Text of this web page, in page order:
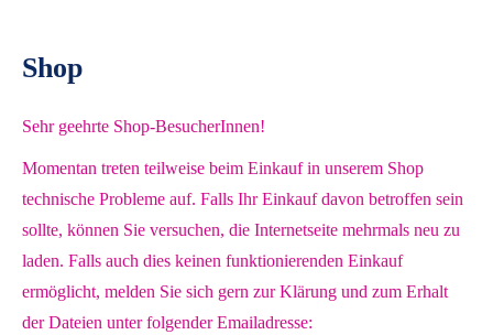
Shop
Sehr geehrte Shop-BesucherInnen!
Momentan treten teilweise beim Einkauf in unserem Shop
technische Probleme auf. Falls Ihr Einkauf davon betroffen sein
sollte, können Sie versuchen, die Internetseite mehrmals neu zu
laden. Falls auch dies keinen funktionierenden Einkauf
ermöglicht, melden Sie sich gern zur Klärung und zum Erhalt
der Dateien unter folgender Emailadresse: